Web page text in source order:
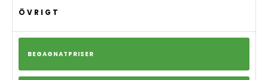
ÖVRIGT
BEGAGNATPRISER